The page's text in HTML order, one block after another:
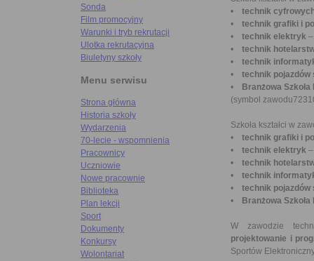
Sonda
Film promocyjny
Warunki i tryb rekrutacji
Ulotka rekrutacyjna
Biuletyny szkoły
Menu serwisu
Strona główna
Historia szkoły
Wydarzenia
70-lecie - wspomnienia
Pracownicy
Uczniowie
Nowe pracownie
Biblioteka
Plan lekcji
Sport
Dokumenty
Konkursy
Wolontariat
•
technik
• technik grafiki i
•
technik elektryk
•
technik
• technik
•
technik pojazdów
•
Branżowa
(symbol
Szkoła kształci w
• technik grafiki i
• technik elektryk
• technik
• technik
• technik pojazdów
•
Branżowa Szkoła
W zawodzie
projektowanie i
Sportów